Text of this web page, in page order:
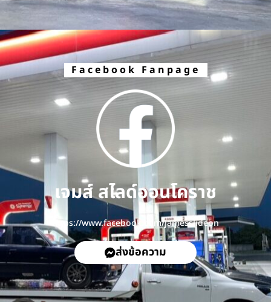
Facebook Fanpage
เจมส์ สไลด์ออนโคราช
https://www.facebook.com/jamesslideon
ส่งข้อความ